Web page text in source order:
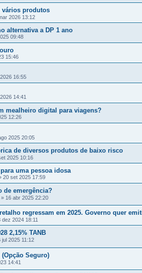
vários produtos
2026 13:12
alternativa a DP 1 ano
09:48
15:46
16:55
14:41
mealheiro digital para viagens?
12:26
2025 20:05
de diversos produtos de baixo risco
2025 10:16
uma pessoa idosa
20 set 2025 17:59
de emergência?
» 16 abr 2025 22:20
regressam em 2025. Governo quer
dez 2024 18:11
2,15% TANB
jul 2025 11:12
Seguro)
14:41